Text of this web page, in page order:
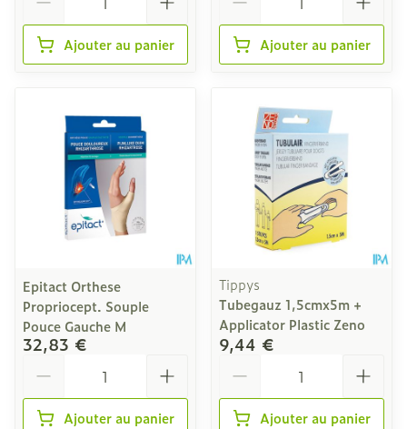
Ajouter au panier Ajouter au panier
Epitact Orthese
Propriocept. Souple
Pouce Gauche M
32,83 €
Ajouter au panier
Tippys
Tubegauz 1,5cmx5m +
Applicator Plastic Zeno
9,44 €
Ajouter au panier